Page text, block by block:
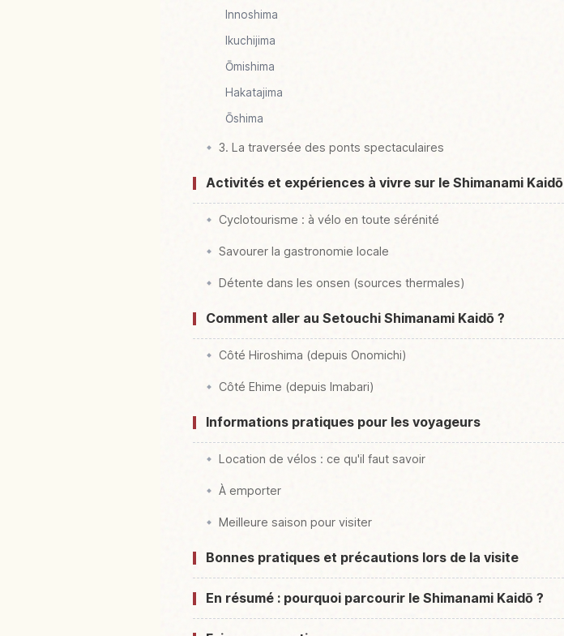
Innoshima
Ikuchijima
Ōmishima
Hakatajima
Ōshima
3. La traversée des ponts spectaculaires
Activités et expériences à vivre sur le Shimanami Kaidō
Cyclotourisme : à vélo en toute sérénité
Savourer la gastronomie locale
Détente dans les onsen (sources thermales)
Comment aller au Setouchi Shimanami Kaidō ?
Côté Hiroshima (depuis Onomichi)
Côté Ehime (depuis Imabari)
Informations pratiques pour les voyageurs
Location de vélos : ce qu'il faut savoir
À emporter
Meilleure saison pour visiter
Bonnes pratiques et précautions lors de la visite
En résumé : pourquoi parcourir le Shimanami Kaidō ?